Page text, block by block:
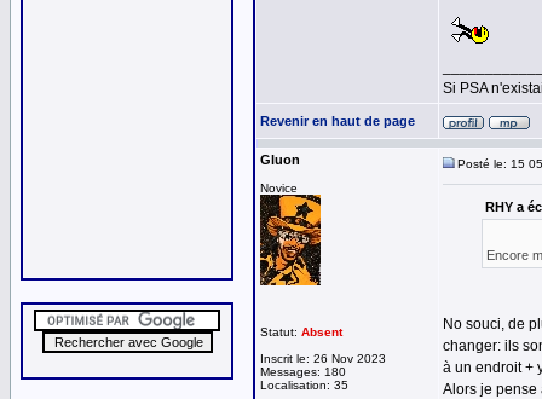
Si PSA
Revenir en haut de page
Gluon
Novice
Statut: Absent
Inscrit le: 26 Nov 2023
Messages: 180
Localisation: 35
Posté le: 15
RHY a
Encore
No souci, de
changer: ils
à un endroit +
Alors je pense